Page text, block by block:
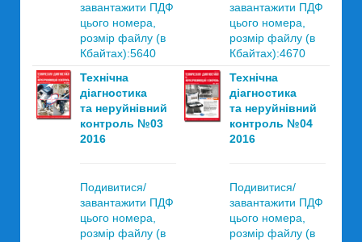
завантажити ПДФ
цього номера,
розмір файлу (в
Кбайтах):5640
завантажити ПДФ
цього номера,
розмір файлу (в
Кбайтах):4670
Технічна
діагностика
та неруйнівний
контроль №03
2016
Подивитися/
завантажити ПДФ
цього номера,
розмір файлу (в
Технічна
діагностика
та неруйнівний
контроль №04
2016
Подивитися/
завантажити ПДФ
цього номера,
розмір файлу (в